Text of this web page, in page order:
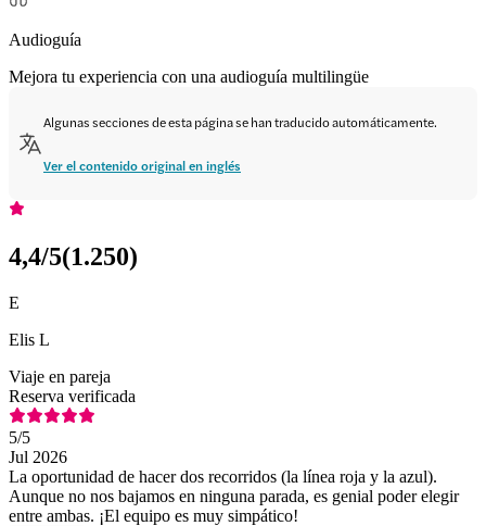
Audioguía
Mejora tu experiencia con una audioguía multilingüe
Algunas secciones de esta página se han traducido automáticamente.
Ver el contenido original en inglés
4,4/5(1.250)
E
Elis L
Viaje en pareja
Reserva verificada
5/5
Jul 2026
La oportunidad de hacer dos recorridos (la línea roja y la azul).
Aunque no nos bajamos en ninguna parada, es genial poder elegir
entre ambas. ¡El equipo es muy simpático!